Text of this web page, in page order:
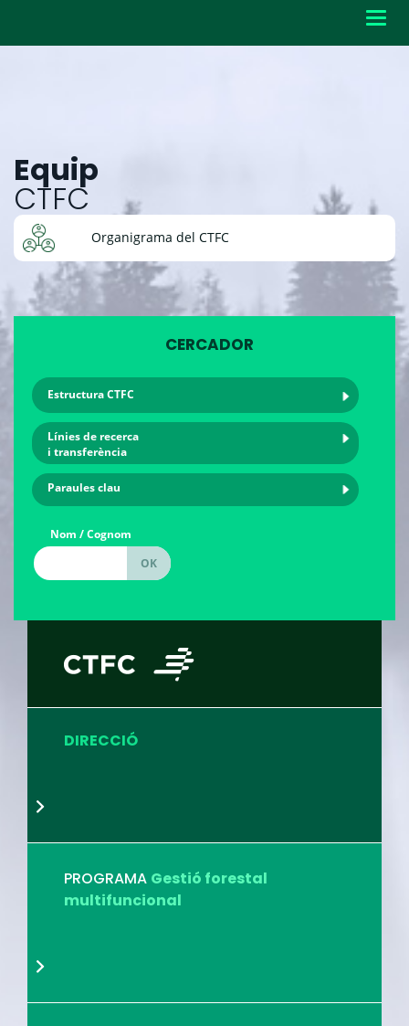
Equip
CTFC
Organigrama del CTFC
CERCADOR
Estructura CTFC
Línies de recerca
i transferència
Paraules clau
Nom / Cognom
DIRECCIÓ
PROGRAMA Gestió forestal
multifuncional